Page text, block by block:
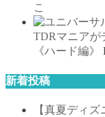
こ
TDRマニアが
《ハード編》
新着投稿
【真夏ディ